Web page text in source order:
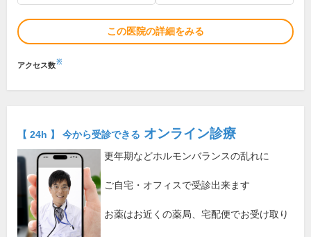
この医院の詳細をみる
アクセス数※
【 24h 】 今から受診できる オンライン診療
更年期などホルモンバランスの乱れに
ご自宅・オフィスで受診出来ます
お薬はお近くの薬局、宅配便でお受け取り